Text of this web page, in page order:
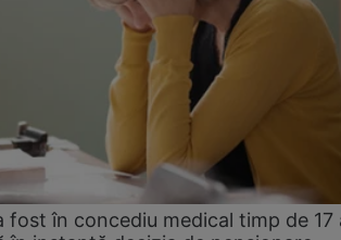
fost în concediu medical timp de 17